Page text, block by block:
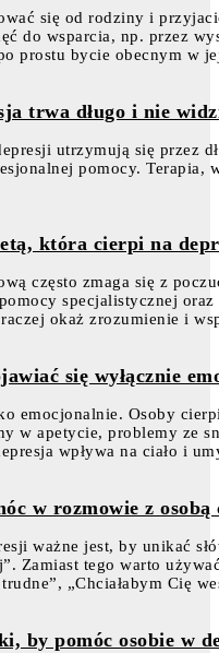
się od rodziny i
do wsparcia, np. przez
prostu bycie obecnym w
trwa długo i nie
utrzymują się przez
pomocy.
która cierpi na
często zmaga się z
specjalistycznej
okaż zrozumienie i
się wyłącznie
emocjonalnie. Osoby
w apetycie, problemy ze
wpływa na ciało i
w rozmowie z
ważne jest, by unikać
Zamiast tego warto
„Chciałabym Cię
by pomóc osobie w